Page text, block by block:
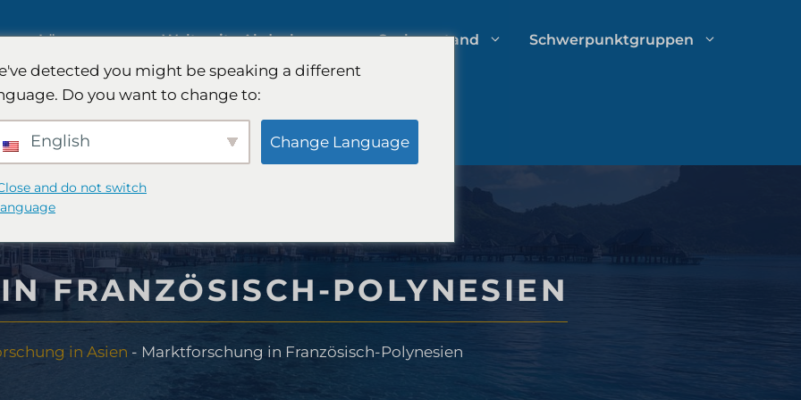
Lösungen
Strategie
Internationale Marktforschung
Qualitative & Quantitative
Forschung
Strategieberatung
Wachstumsstrategien für
Weltweite Abdeckung Sachverstand Schwerpunktgruppen
FRANZÖSISCH-POLYNESIEN
in Asien - Marktforschung in Französisch-Polynesien
detected you might be speaking a different
Do you want to change to:
English Change Language
and do not switch